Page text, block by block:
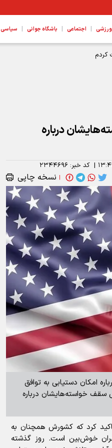
ورزشی | اجتماعی | باشگاه جوانی | سیاسی
درباره
| کد خبر: ۲۳۴۴۶۹۶
| نسخه چاپی
امکان دستیابی به توافق
سقف خواسته‌هایشان درباره
تاکید کرد که کشورش همچنان به
خوش‌بین است. روز گذشته